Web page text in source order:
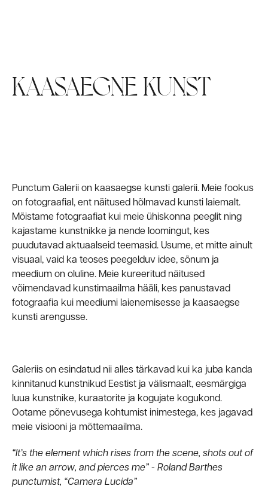
TEOSED
KAASAEGNE KUNST
Punctum Galerii on kaasaegse kunsti galerii. Meie fookus
on fotograafial, ent näitused hõlmavad kunsti laiemalt.
Mõistame fotograafiat kui meie ühiskonna peeglit ning
kajastame kunstnikke ja nende loomingut, kes
puudutavad aktuaalseid teemasid. Usume, et mitte ainult
visuaal, vaid ka teoses peegelduv idee, sõnum ja
meedium on oluline. Meie kureeritud näitused
võimendavad kunstimaailma hääli, kes panustavad
fotograafia kui meediumi laienemisesse ja kaasaegse
kunsti arengusse.
Galeriis on esindatud nii alles tärkavad kui ka juba kanda
kinnitanud kunstnikud Eestist ja välismaalt, eesmärgiga
luua kunstnike, kuraatorite ja kogujate kogukond.
Ootame põnevusega kohtumist inimestega, kes jagavad
meie visiooni ja mõttemaailma.
“It’s the element which rises from the scene, shots out of
it like an arrow, and pierces me” - Roland Barthes
punctumist, “Camera Lucida”